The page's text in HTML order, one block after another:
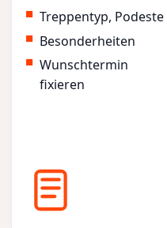
Treppentyp, Podeste
Besonderheiten
Wunschtermin
fixieren